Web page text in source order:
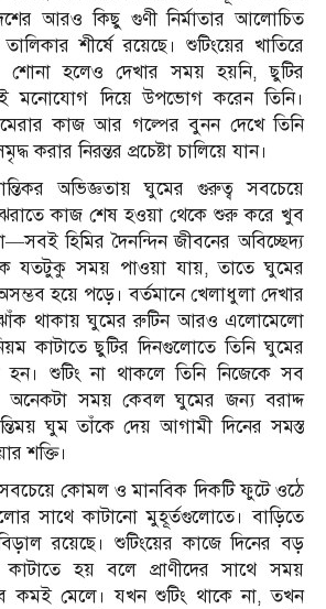
আরও কিছু গুণী নির্মাতার আলোচিত
শীর্ষে রয়েছে। শুটিংয়ের খাতিরে
হলেও দেখার সময় হয়নি, ছুটির
মনোযোগ দিয়ে উপভোগ করেন তিনি।
কাজ আর গল্পের বুনন দেখে তিনি
করার নিরন্তর প্রচেষ্টা চালিয়ে যান।
অভিজ্ঞতায় ঘুমের গুরুত্ব সবচেয়ে
কাজ শেষ হওয়া থেকে শুরু করে খুব
হিমির দৈনন্দিন জীবনের অবিচ্ছেদ্য
যতটুকু সময় পাওয়া যায়, তাতে ঘুমের
হয়ে পড়ে। বর্তমানে খেলাধুলা দেখার
ঝোঁক থাকায় ঘুমের রুটিন আরও এলোমেলো
কাটাতে ছুটির দিনগুলোতে তিনি ঘুমের
হন। শুটিং না থাকলে তিনি নিজেকে সব
অনেকটা সময় কেবল ঘুমের জন্য বরাদ্দ
ঘুম তাঁকে দেয় আগামী দিনের সমস্ত
শক্তি।
কোমল ও মানবিক দিকটি ফুটে ওঠে
সাথে কাটানো মুহূর্তগুলোতে। বাড়িতে
রয়েছে। শুটিংয়ের কাজে দিনের বড়
হয় বলে প্রাণীদের সাথে সময়
কমই মেলে। যখন শুটিং থাকে না, তখন